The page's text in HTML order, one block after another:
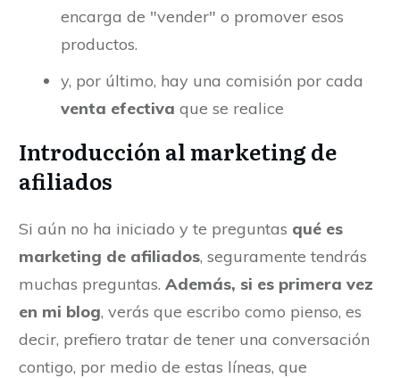
encarga de "vender" o promover esos
productos.
y, por último, hay una comisión por cada
venta efectiva que se realice
Introducción al marketing de
afiliados
Si aún no ha iniciado y te preguntas qué es
marketing de afiliados, seguramente tendrás
muchas preguntas. Además, si es primera vez
en mi blog, verás que escribo como pienso, es
decir, prefiero tratar de tener una conversación
contigo, por medio de estas líneas, que